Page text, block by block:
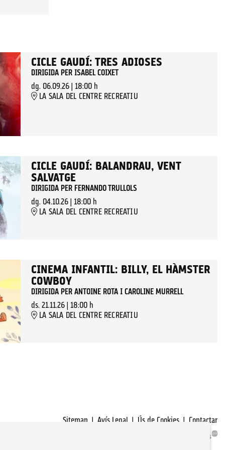
CICLE GAUDÍ: TRES ADIOSES
DIRIGIDA PER ISABEL COIXET
dg. 06.09.26| 18:00 h
LA SALA DEL CENTRE RECREATIU
CICLE GAUDÍ: BALANDRAU, VENT
SALVATGE
DIRIGIDA PER FERNANDO TRULLOLS
dg. 04.10.26| 18:00 h
LA SALA DEL CENTRE RECREATIU
CINEMA INFANTIL: BILLY, EL HÀMSTER
COWBOY
DIRIGIDA PER ANTOINE ROTA I CAROLINE MURRELL
ds. 21.11.26| 18:00 h
LA SALA DEL CENTRE RECREATIU
Sitemap | Avís Legal | Ús de Cookies | Contactar